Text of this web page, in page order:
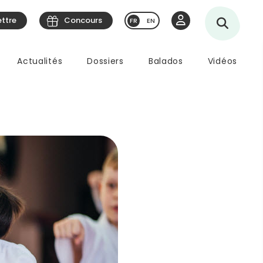
Actualités Dossiers Balados Vidéos
Concours EN